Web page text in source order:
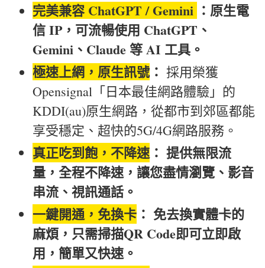
完美兼容 ChatGPT / Gemini ：原生電
信 IP，可流暢使用 ChatGPT、
Gemini、Claude 等 AI 工具。
極速上網，原生訊號： 採用榮獲
Opensignal「日本最佳網路體驗」的
KDDI(au)原生網路，從都市到郊區都能
享受穩定、超快的5G/4G網路服務。
真正吃到飽，不降速： 提供無限流
量，全程不降速，讓您盡情瀏覽、影音
串流、視訊通話。
一鍵開通，免換卡 ： 免去換實體卡的
麻煩，只需掃描QR Code即可立即啟
用，簡單又快速。